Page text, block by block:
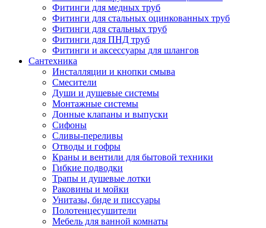
Фитинги для медных труб
Фитинги для стальных оцинкованных труб
Фитинги для стальных труб
Фитинги для ПНД труб
Фитинги и аксессуары для шлангов
Сантехника
Инсталляции и кнопки смыва
Смесители
Души и душевые системы
Монтажные системы
Донные клапаны и выпуски
Сифоны
Сливы-переливы
Отводы и гофры
Краны и вентили для бытовой техники
Гибкие подводки
Трапы и душевые лотки
Раковины и мойки
Унитазы, биде и писсуары
Полотенцесушители
Мебель для ванной комнаты